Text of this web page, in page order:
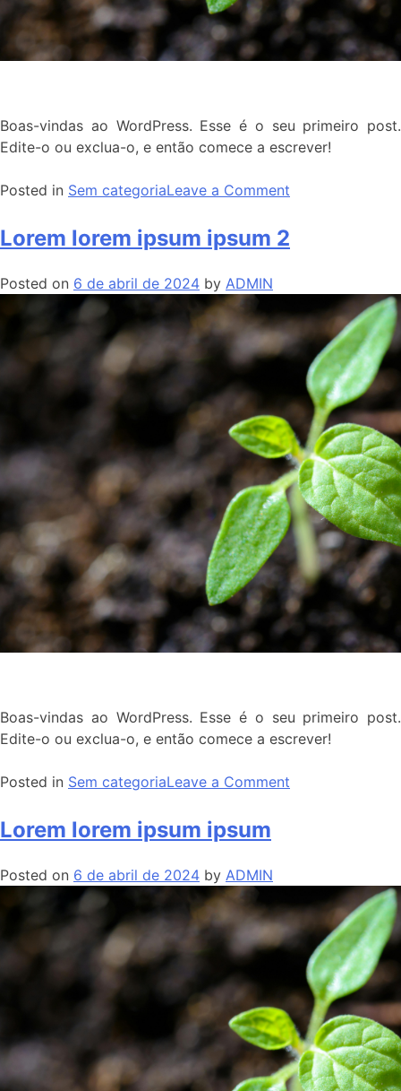
Boas-vindas ao WordPress. Esse é o seu primeiro post.
Edite-o ou exclua-o, e então comece a escrever!
Posted in Sem categoriaLeave a Comment
Lorem lorem ipsum ipsum 2
Posted on 6 de abril de 2024 by ADMIN
Boas-vindas ao WordPress. Esse é o seu primeiro post.
Edite-o ou exclua-o, e então comece a escrever!
Posted in Sem categoriaLeave a Comment
Lorem lorem ipsum ipsum
Posted on 6 de abril de 2024 by ADMIN